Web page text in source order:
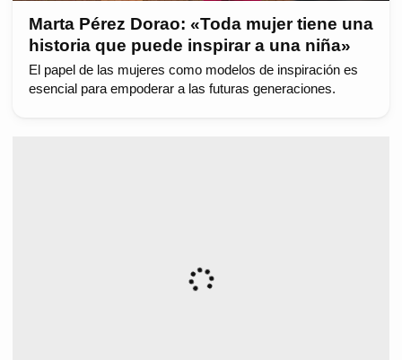
Marta Pérez Dorao: «Toda mujer tiene una
historia que puede inspirar a una niña»
El papel de las mujeres como modelos de inspiración es
esencial para empoderar a las futuras generaciones.